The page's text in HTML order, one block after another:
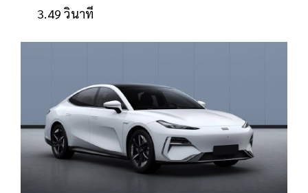
3.49 วินาที